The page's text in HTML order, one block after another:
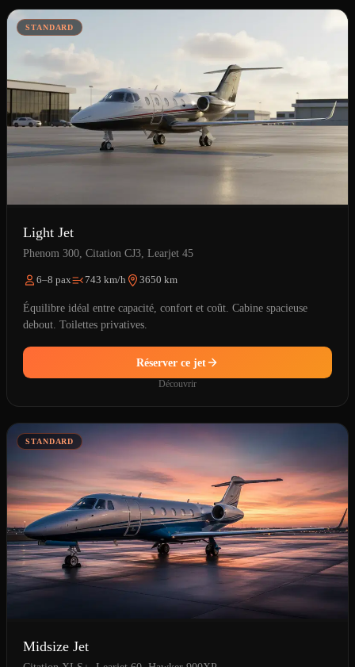
STANDARD
Light Jet
Phenom 300, Citation CJ3, Learjet 45
6–8 pax 743 km/h 3650 km
Équilibre idéal entre capacité, confort et coût. Cabine spacieuse
debout. Toilettes privatives.
Réserver ce jet
Découvrir
STANDARD
Midsize Jet